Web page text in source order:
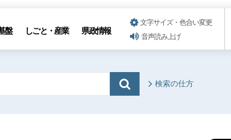
盤 しごと・産業 県政情報
文字サイズ・色合い変更
音声読み上げ
検索の仕方